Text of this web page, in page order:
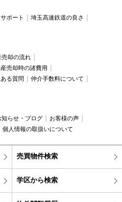
ポート
埼玉高速鉄道の良さ
売却の流れ
売却時の諸費用
る質問
仲介手数料について
知らせ・ブログ
お客様の声
個人情報の取扱いについて
売買物件検索
学区から検索